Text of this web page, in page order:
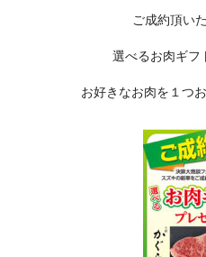
ご成約頂い
選べるお肉ギフ
お好きなお肉を１つ